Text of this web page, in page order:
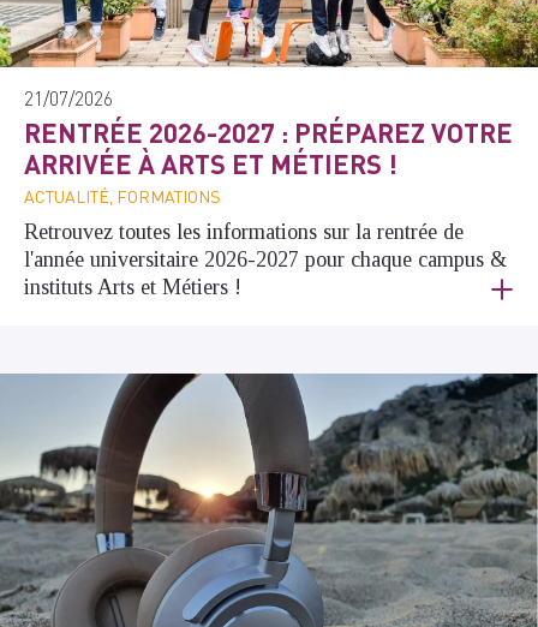
21/07/2026
RENTRÉE 2026-2027 : PRÉPAREZ VOTRE
ARRIVÉE À ARTS ET MÉTIERS !
ACTUALITÉ, FORMATIONS
Retrouvez toutes les informations sur la rentrée de
l'année universitaire 2026-2027 pour chaque campus &
instituts Arts et Métiers !